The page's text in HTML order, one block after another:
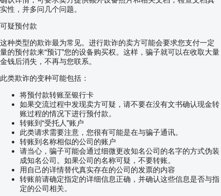
实性，并多问几个问题。
可疑预付款
这种类型的欺诈最为常见。进行欺诈的卖方可能会要求您支付一定
量的预付款来“预订”您的设备购买权。这样，骗子就可以在收取大量
金钱后消失，不再与您联系。
此类欺诈的变种可能包括：
将预付款转账至银行卡
如果交流过程中发现卖方可疑，请不要在没有文书确认现金转
账过程的情况下进行预付款。
转账到“受托人”账户
此类请求需要注意，您很有可能是在与骗子通讯。
转账到名称相似的公司的账户
请当心，骗子可能会通过细微更改知名公司的名字的方式伪装
成知名公司。如果公司的名称可疑，不要转账。
用自己的详情替代真实存在的公司的发票的内容
转账前请确定指定的详细信息正确，并确认这些信息是否与指
定的公司相关。